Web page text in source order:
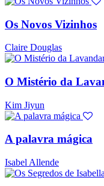
Os Novos Vizinhos
Claire Douglas
O Mistério da
Kim Jiyun
A palavra mágica
Isabel Allende